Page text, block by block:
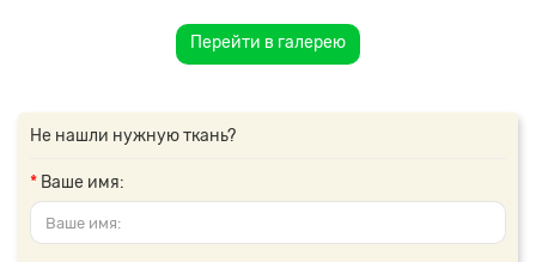
Перейти в галерею
Не нашли нужную ткань?
Ваше имя: